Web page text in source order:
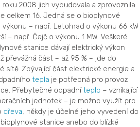
2008 jich vybudovala a zprovoznila
celkem 16. Jedná se o bioplynové
– např. Letohrad o výkonu 66 kW
– např. Čejč o výkonu 1 MW. Veškeré
stanice dávají elektrický výkon
převážná část – až 95 % – jde do
sítě. Zbývající část elektrické energie a
tepla je potřebná pro provoz
Přebytečné odpadníteplo – vznikající
jednotek – je možno využít pro
dřeva, někdy je účelné jeho vyvedení do
stanice anebo do blízké